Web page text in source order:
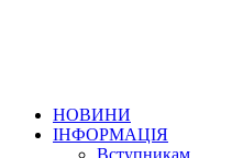
НОВИНИ
ІНФОРМАЦІЯ
Вступникам